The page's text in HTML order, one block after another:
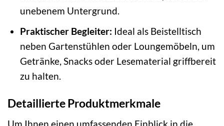
unebenem Untergrund.
Praktischer Begleiter: Ideal als Beistelltisch
neben Gartenstühlen oder Loungemöbeln, um
Getränke, Snacks oder Lesematerial griffbereit
zu halten.
Detaillierte Produktmerkmale
Um Ihnen einen umfassenden Einblick in die